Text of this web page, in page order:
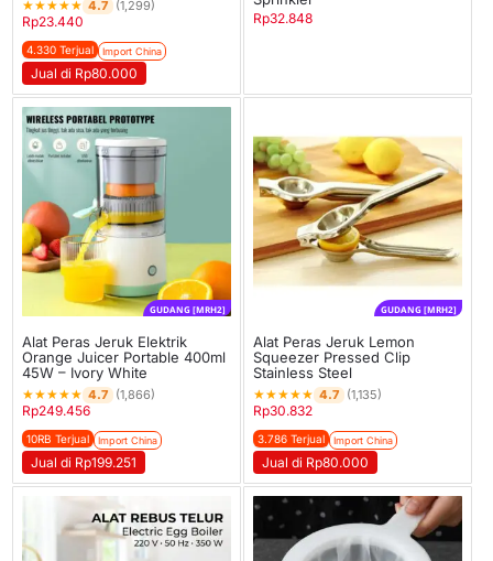
★★★★★ 4.7 (1,299)
Rp23.440
4.330 Terjual Import China
Jual di Rp80.000
Rp32.848
GUDANG [MRH2]
Alat Peras Jeruk Elektrik
Orange Juicer Portable 400ml
45W – Ivory White
★★★★★ 4.7 (1,866)
Rp249.456
10RB Terjual Import China
Jual di Rp199.251
GUDANG [MRH2]
Alat Peras Jeruk Lemon
Squeezer Pressed Clip
Stainless Steel
★★★★★ 4.7 (1,135)
Rp30.832
3.786 Terjual Import China
Jual di Rp80.000